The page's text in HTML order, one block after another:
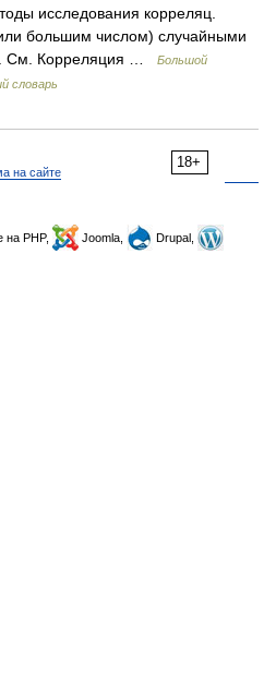
исследования корреляц.
большим числом) случайными
См. Корреляция …
Большой
словарь
18+
на сайте
на PHP, Joomla,
Drupal,